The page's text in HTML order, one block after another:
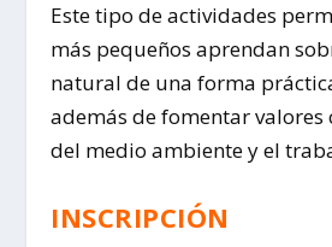
Este tipo de actividades
más pequeños aprendan
natural de una forma
además de fomentar valores
del medio ambiente y el
INSCRIPCIÓN